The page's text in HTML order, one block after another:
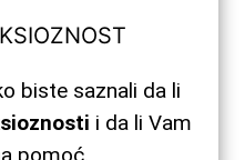
biste saznali da li
i da li Vam